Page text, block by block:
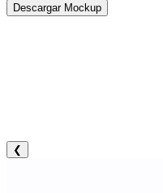
Descargar Mockup
❮